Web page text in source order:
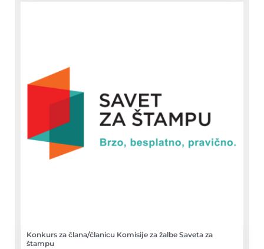
Konkurs za člana/članicu Komisije za žalbe Saveta za
štampu